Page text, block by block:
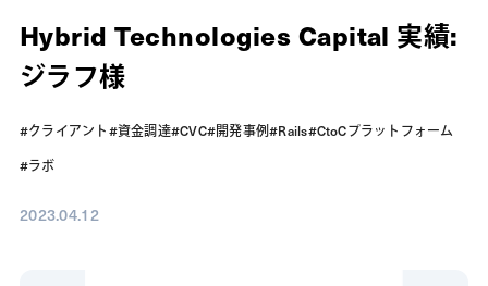
i
g
Hybrid Technologies Capital 実績:
ジラフ様
#クライアント#資金調達#CVC#開発事例#Rails#CtoCプラットフォーム
#ラボ
2023.04.12